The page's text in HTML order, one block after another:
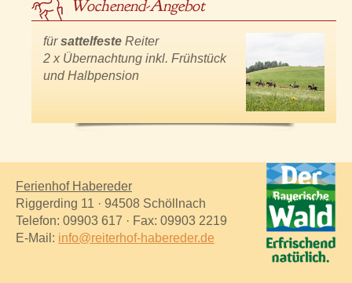
Wochenend-Angebot
fürsattelfeste Reiter
2 x Übernachtung inkl. Frühstück
und Halbpension
Ferienhof Habereder
Riggerding 11 · 94508 Schöllnach
Telefon: 09903 617 · Fax: 09903 2219
E-Mail: info@reiterhof-habereder.de